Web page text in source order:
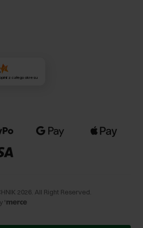
z całego okresu
2026 . All Right Reserved.